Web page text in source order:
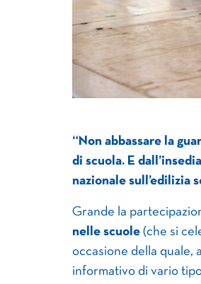
“Non abbassare la
di scuola. E
nazionale sull’edilizia
Grande la
nelle scuole (che si
occasione della quale,
informativo di vario